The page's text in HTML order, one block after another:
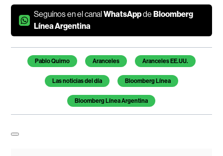
Seguínos en el canalWhatsAppdeBloomberg
Línea Argentina
Temas de este artículo
Pablo Quirno Aranceles Aranceles EE.UU.
Las noticias del día Bloomberg Línea
Bloomberg Línea Argentina